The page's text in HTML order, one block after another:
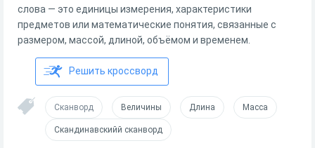
слова — это единицы измерения, характеристики
предметов или математические понятия, связанные с
размером, массой, длиной, объёмом и временем.
Решить кроссворд
Сканворд Величины Длина Масса
Скандинавскийй сканворд